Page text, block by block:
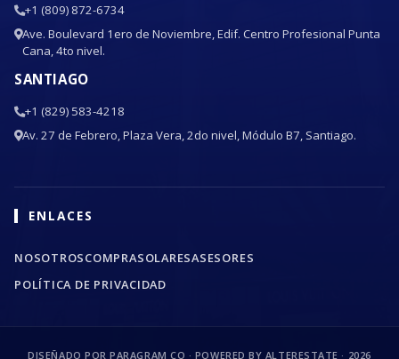
+1 (809) 872-6734
Ave. Boulevard 1ero de Noviembre, Edif. Centro Profesional Punta
Cana, 4to nivel.
SANTIAGO
+1 (829) 583-4218
Av. 27 de Febrero, Plaza Vera, 2do nivel, Módulo B7, Santiago.
ENLACES
NOSOTROSCOMPRASOLARESASESORES
POLÍTICA DE PRIVACIDAD
DISEÑADO POR PARAGRAM CO · POWERED BY ALTERESTATE · 2026